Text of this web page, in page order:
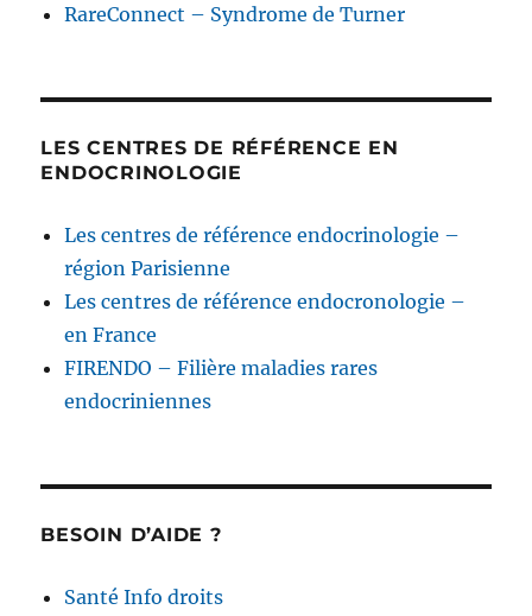
RareConnect – Syndrome de Turner
LES CENTRES DE RÉFÉRENCE EN
ENDOCRINOLOGIE
Les centres de référence endocrinologie –
région Parisienne
Les centres de référence endocronologie –
en France
FIRENDO – Filière maladies rares
endocriniennes
BESOIN D’AIDE ?
Santé Info droits